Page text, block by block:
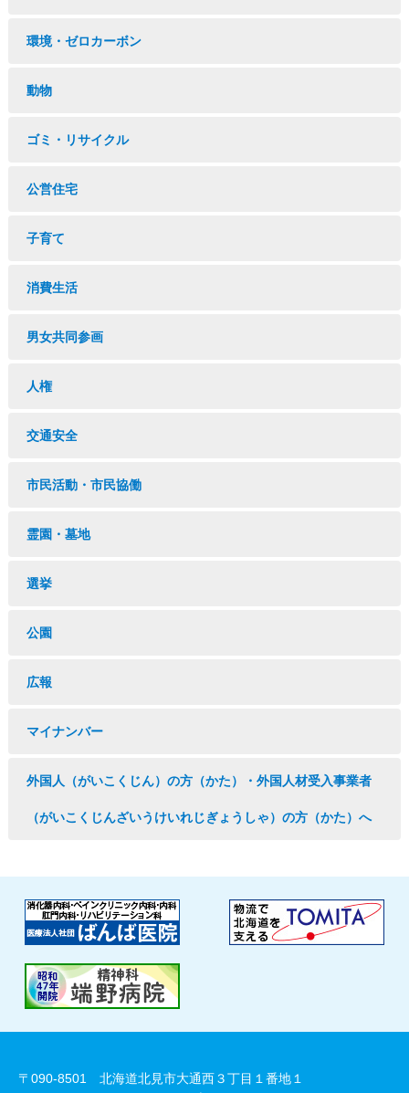
環境・ゼロカーボン
動物
ゴミ・リサイクル
公営住宅
子育て
消費生活
男女共同参画
人権
交通安全
市民活動・市民協働
霊園・墓地
選挙
公園
広報
マイナンバー
外国人（がいこくじん）の方（かた）・外国人材受入事業者
（がいこくじんざいうけいれじぎょうしゃ）の方（かた）へ
〒090-8501 北海道北見市大通西３丁目１番地１